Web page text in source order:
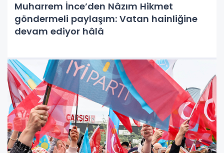
Muharrem İnce’den Nâzım Hikmet
göndermeli paylaşım: Vatan hainliğine
devam ediyor hâlâ